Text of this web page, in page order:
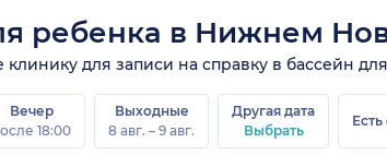
ребенка в Нижнем
для записи на справку в бассейн
Вечер
18:00
Выходные
8 авг. – 9 авг.
Другая дата
Выбрать